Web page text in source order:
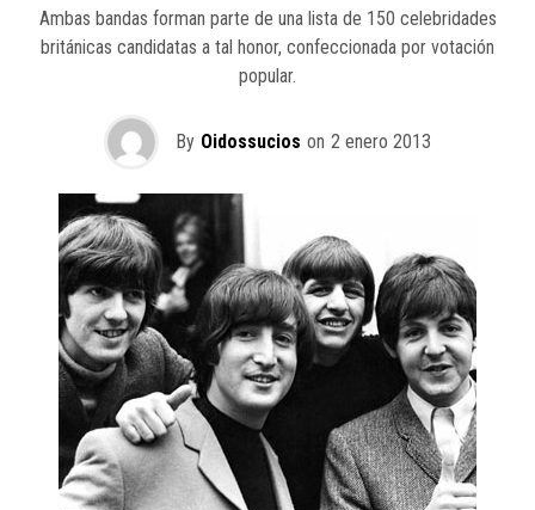
Ambas bandas forman parte de una lista de 150 celebridades
británicas candidatas a tal honor, confeccionada por votación
popular.
By Oidossucios on 2 enero 2013